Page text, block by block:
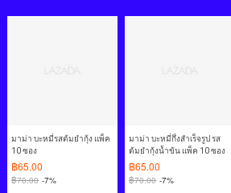
มาม่า บะหมี่รสต้มยำกุ้ง แพ็ค
10 ซอง
฿65.00
฿70.00 -7%
มาม่า บะหมี่กึ่งสำเร็จรูป รส
ต้มยำกุ้งน้ำข้น แพ็ค 10 ซอง
฿65.00
฿70.00 -7%